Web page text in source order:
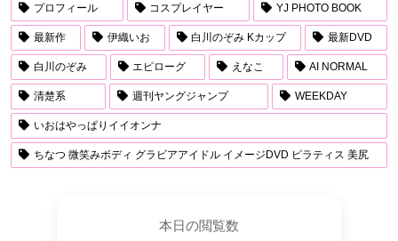
プロフィール コスプレイヤー YJ PHOTO BOOK
最新作 伊織いお 白川のぞみ Kカップ 最新DVD
白川のぞみ エピローグ えなこ AI NORMAL
清楚系 週刊ヤングジャンプ WEEKDAY
いおはやっぱりイイオンナ
ちなつ 微笑みボディ グラビアアイドル イメージDVD ピラティス 美尻
本日の閲覧数